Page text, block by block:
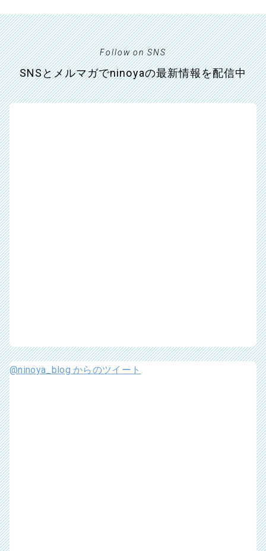
Follow on SNS
SNSとメルマガでninoyaの最新情報を配信中
@ninoya_blog からのツイート